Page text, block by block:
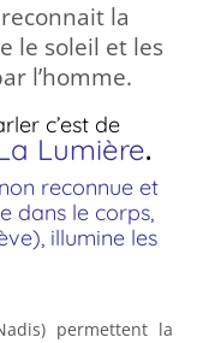
la
le soleil et les
l’homme.
c’est de
Lumière.
reconnue et
dans le corps,
illumine les
permettent la